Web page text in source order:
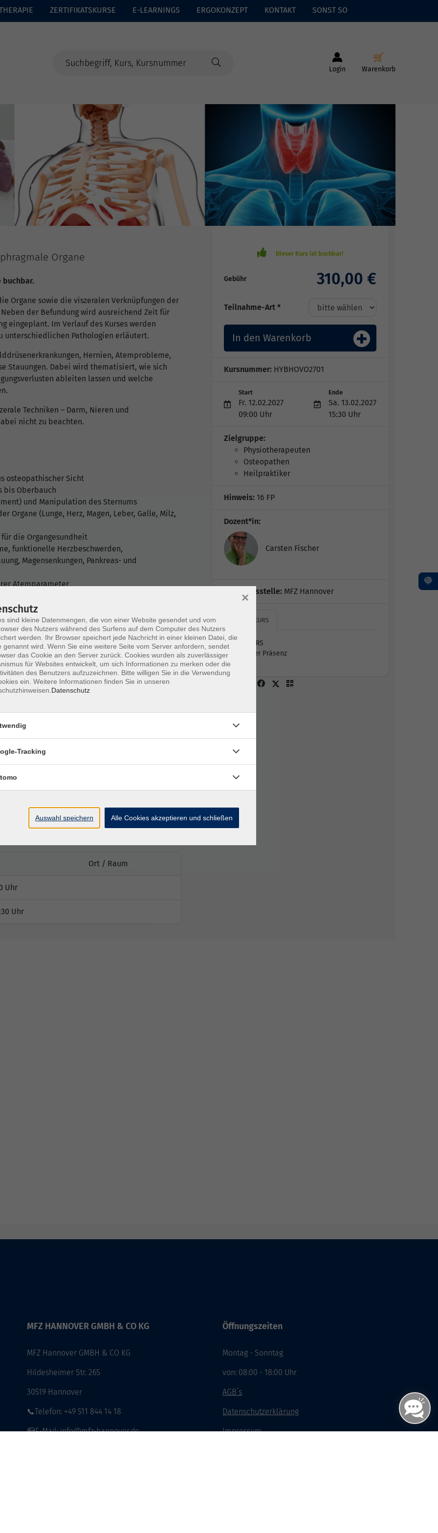
ZERTIFIKATSKURSE E-LEARNINGS ERGOKONZEPT KONTAKT SONST SO
Login Warenkorb
Organe
buchbar.
Organe sowie die viszeralen Verknüpfungen der
der Befundung wird ausreichend Zeit für
eingeplant. Im Verlauf des Kurses werden
unterschiedlichen Pathologien erläutert.
Hernien, Atemprobleme,
Stauungen. Dabei wird thematisiert, wie sich
ableiten lassen und welche
Techniken – Darm, Nieren und
nicht zu beachten.
osteopathischer Sicht
bis Oberbauch
und Manipulation des Sternums
(Lunge, Herz, Magen, Leber, Galle, Milz,
die Organgesundheit
funktionelle Herzbeschwerden,
Magensenkungen, Pankreas- und
Atemparameter
online als auch in Präsenz angeboten.
Bitte laden Sie die App vorab auf Ihren
die Nutzung.
für die Bildqualität des Kurses.
Mikrofon müssen vorhanden sein.
im Warteraum.
vorgeführt werden, aber nicht haptisch durch
und wie Präsenz-Teilnehmende
nicht kontinuierlich auf den Chat achten. Bitte
Ort / Raum
Uhr
Uhr
Gebühr 310,00 €
Teilnahme-Art *
In den Warenkorb
Kursnummer: HYBHOVO2701
Start
Fr. 12.02.2027
09:00 Uhr
Ende
Sa. 13.02.2027
15:30 Uhr
Zielgruppe:
Physiotherapeuten
Osteopathen
Heilpraktiker
Hinweis: 16 FP
Dozent*in:
Carsten Fischer
Geschäftsstelle: MFZ Hannover
HYBRIDKURS
HYBRIDKURS
Online oder Präsenz
MFZ HANNOVER GMBH & CO KG
MFZ Hannover GMBH & CO KG
Hildesheimer Str. 265
30519 Hannover
📞Telefon: +49 511 844 14 18
📪E-Mail: info@mfz-hannover.de
Öffnungszeiten
Montag - Sonntag
von: 08:00 - 18:00 Uhr
AGB`s
Datenschutzerklärung
Impressum
sind kleine Datenmengen, die von einer Website gesendet und vom
des Nutzers während des Surfens auf dem Computer des Nutzers
werden. Ihr Browser speichert jede Nachricht in einer kleinen Datei, die
genannt wird. Wenn Sie eine weitere Seite vom Server anfordern, sendet
das Cookie an den Server zurück. Cookies wurden als zuverlässiger
für Websites entwickelt, um sich Informationen zu merken oder die
des Benutzers aufzuzeichnen. Bitte willigen Sie in die Verwendung
ein. Weitere Informationen finden Sie in unseren
Datenschutz
×
Tracking
Auswahl speichern Alle Cookies akzeptieren und schließen